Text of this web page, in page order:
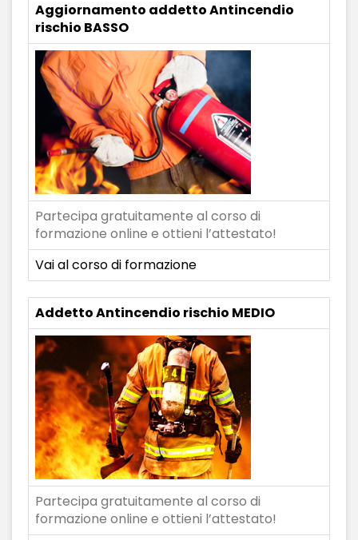
Aggiornamento addetto Antincendio
rischio BASSO
Partecipa gratuitamente al corso di
formazione online e ottieni l’attestato!
Vai al corso di formazione
Addetto Antincendio rischio MEDIO
Partecipa gratuitamente al corso di
formazione online e ottieni l’attestato!